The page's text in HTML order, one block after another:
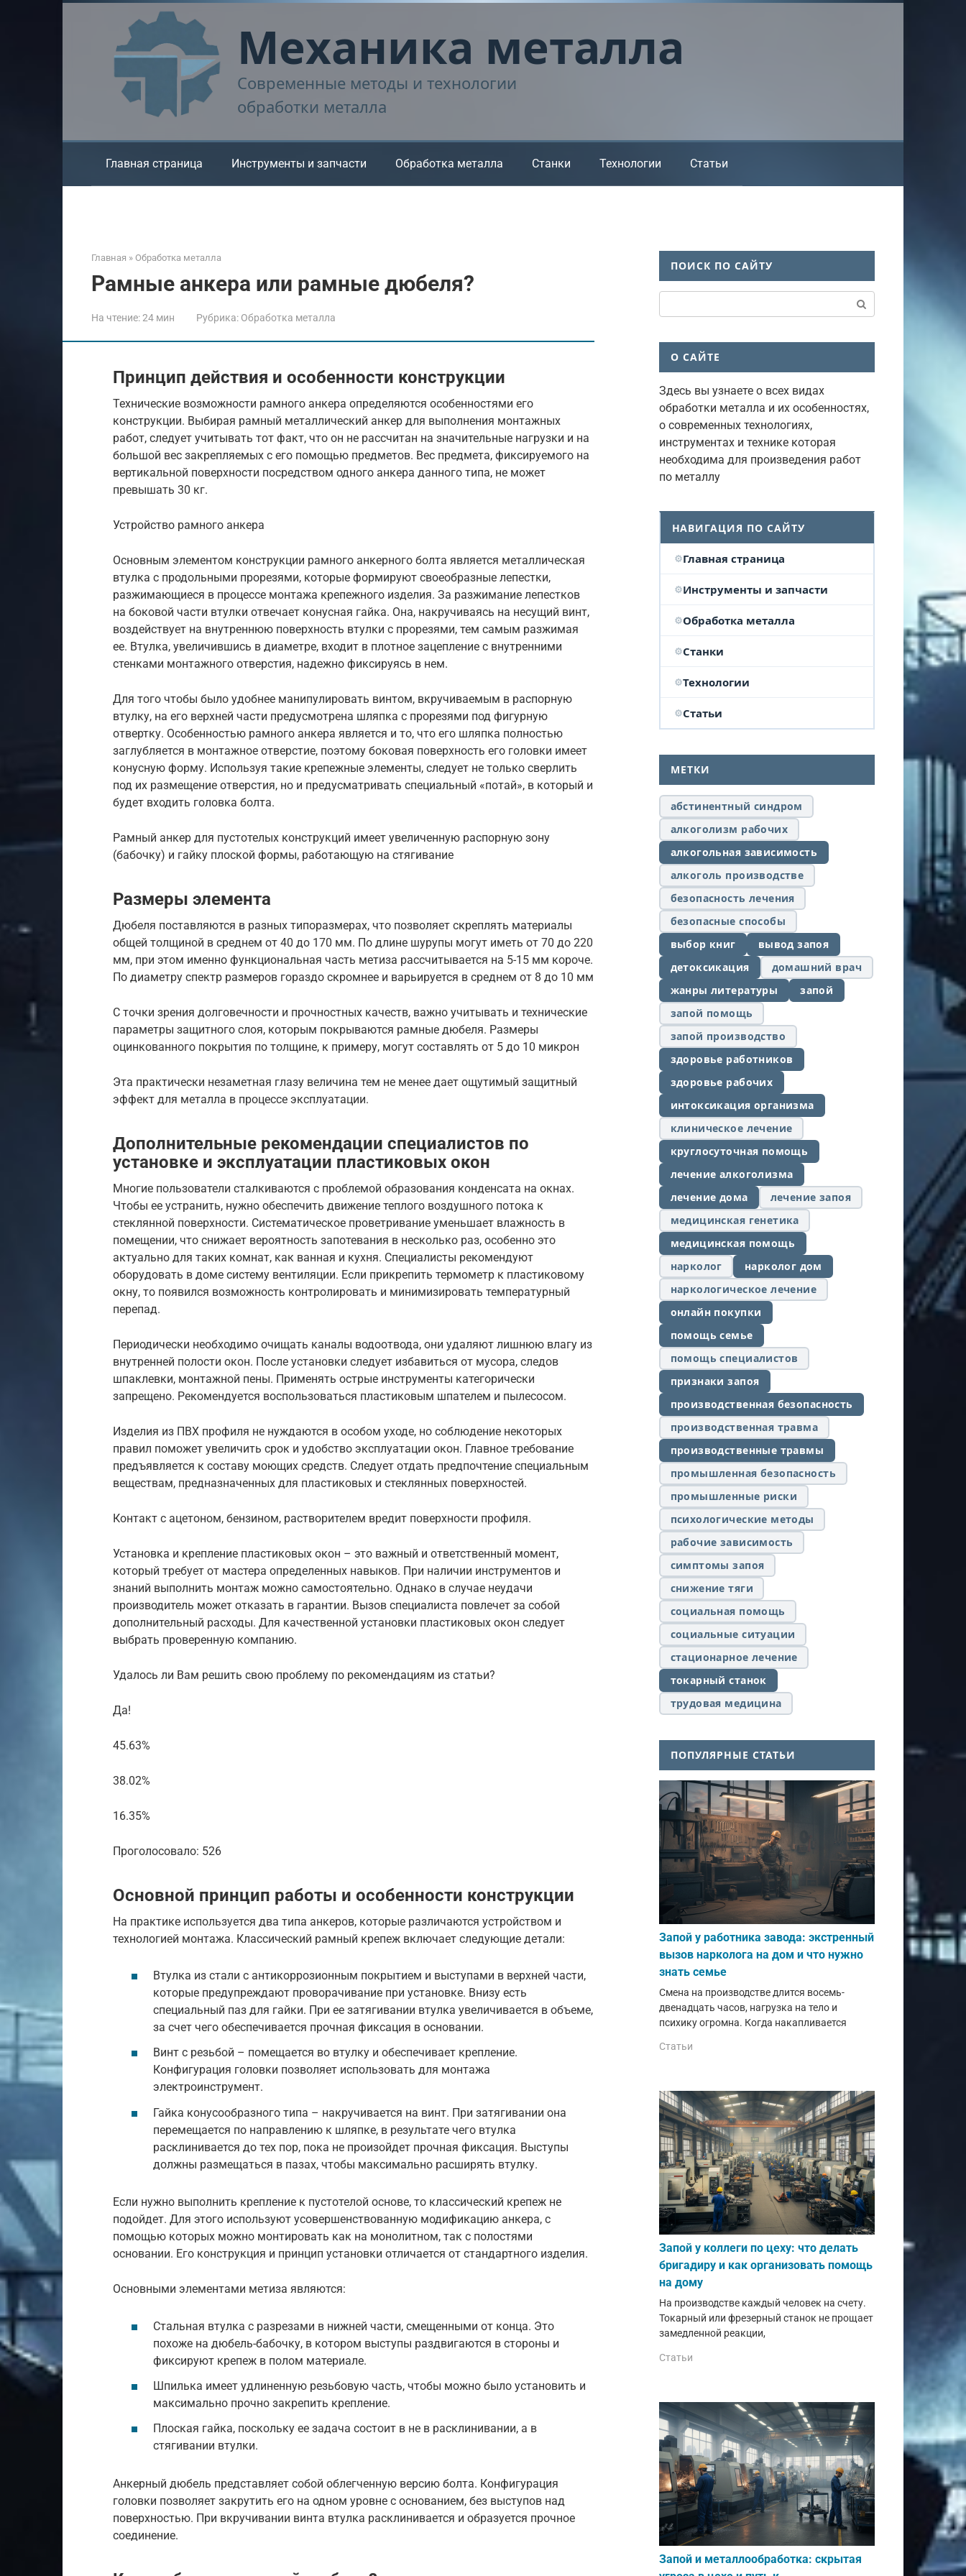
Механика металла
Современные методы и технологии
обработки металла
Главная страница Инструменты и запчасти Обработка металла Станки Технологии Статьи
Главная » Обработка металла
Рамные анкера или рамные дюбеля?
На чтение:24 мин Рубрика: Обработка металла
Принцип действия и особенности конструкции
Технические возможности рамного анкера определяются особенностями его
конструкции. Выбирая рамный металлический анкер для выполнения монтажных
работ, следует учитывать тот факт, что он не рассчитан на значительные нагрузки и на
большой вес закрепляемых с его помощью предметов. Вес предмета, фиксируемого на
вертикальной поверхности посредством одного анкера данного типа, не может
превышать 30 кг.
Устройство рамного анкера
Основным элементом конструкции рамного анкерного болта является металлическая
втулка с продольными прорезями, которые формируют своеобразные лепестки,
разжимающиеся в процессе монтажа крепежного изделия. За разжимание лепестков
на боковой части втулки отвечает конусная гайка. Она, накручиваясь на несущий винт,
воздействует на внутреннюю поверхность втулки с прорезями, тем самым разжимая
ее. Втулка, увеличившись в диаметре, входит в плотное зацепление с внутренними
стенками монтажного отверстия, надежно фиксируясь в нем.
Для того чтобы было удобнее манипулировать винтом, вкручиваемым в распорную
втулку, на его верхней части предусмотрена шляпка с прорезями под фигурную
отвертку. Особенностью рамного анкера является и то, что его шляпка полностью
заглубляется в монтажное отверстие, поэтому боковая поверхность его головки имеет
конусную форму. Используя такие крепежные элементы, следует не только сверлить
под их размещение отверстия, но и предусматривать специальный «потай», в который и
будет входить головка болта.
Рамный анкер для пустотелых конструкций имеет увеличенную распорную зону
(бабочку) и гайку плоской формы, работающую на стягивание
Размеры элемента
Дюбеля поставляются в разных типоразмерах, что позволяет скреплять материалы
общей толщиной в среднем от 40 до 170 мм. По длине шурупы могут иметь от 70 до 220
мм, при этом именно функциональная часть метиза рассчитывается на 5-15 мм короче.
По диаметру спектр размеров гораздо скромнее и варьируется в среднем от 8 до 10 мм
С точки зрения долговечности и прочностных качеств, важно учитывать и технические
параметры защитного слоя, которым покрываются рамные дюбеля. Размеры
оцинкованного покрытия по толщине, к примеру, могут составлять от 5 до 10 микрон
Эта практически незаметная глазу величина тем не менее дает ощутимый защитный
эффект для металла в процессе эксплуатации.
Дополнительные рекомендации специалистов по
установке и эксплуатации пластиковых окон
Многие пользователи сталкиваются с проблемой образования конденсата на окнах.
Чтобы ее устранить, нужно обеспечить движение теплого воздушного потока к
стеклянной поверхности. Систематическое проветривание уменьшает влажность в
помещении, что снижает вероятность запотевания в несколько раз, особенно это
актуально для таких комнат, как ванная и кухня. Специалисты рекомендуют
оборудовать в доме систему вентиляции. Если прикрепить термометр к пластиковому
окну, то появился возможность контролировать и минимизировать температурный
перепад.
Периодически необходимо очищать каналы водоотвода, они удаляют лишнюю влагу из
внутренней полости окон. После установки следует избавиться от мусора, следов
шпаклевки, монтажной пены. Применять острые инструменты категорически
запрещено. Рекомендуется воспользоваться пластиковым шпателем и пылесосом.
Изделия из ПВХ профиля не нуждаются в особом уходе, но соблюдение некоторых
правил поможет увеличить срок и удобство эксплуатации окон. Главное требование
предъявляется к составу моющих средств. Следует отдать предпочтение специальным
веществам, предназначенных для пластиковых и стеклянных поверхностей.
Контакт с ацетоном, бензином, растворителем вредит поверхности профиля.
Установка и крепление пластиковых окон – это важный и ответственный момент,
который требует от мастера определенных навыков. При наличии инструментов и
знаний выполнить монтаж можно самостоятельно. Однако в случае неудачи
производитель может отказать в гарантии. Вызов специалиста повлечет за собой
дополнительный расходы. Для качественной установки пластиковых окон следует
выбрать проверенную компанию.
Удалось ли Вам решить свою проблему по рекомендациям из статьи?
Да!
45.63%
38.02%
16.35%
Проголосовало: 526
Основной принцип работы и особенности конструкции
На практике используется два типа анкеров, которые различаются устройством и
технологией монтажа. Классический рамный крепеж включает следующие детали:
Втулка из стали с антикоррозионным покрытием и выступами в верхней части,
которые предупреждают проворачивание при установке. Внизу есть
специальный паз для гайки. При ее затягивании втулка увеличивается в объеме,
за счет чего обеспечивается прочная фиксация в основании.
Винт с резьбой – помещается во втулку и обеспечивает крепление.
Конфигурация головки позволяет использовать для монтажа
электроинструмент.
Гайка конусообразного типа – накручивается на винт. При затягивании она
перемещается по направлению к шляпке, в результате чего втулка
расклинивается до тех пор, пока не произойдет прочная фиксация. Выступы
должны размещаться в пазах, чтобы максимально расширять втулку.
Если нужно выполнить крепление к пустотелой основе, то классический крепеж не
подойдет. Для этого используют усовершенствованную модификацию анкера, с
помощью которых можно монтировать как на монолитном, так с полостями
основании. Его конструкция и принцип установки отличается от стандартного изделия.
Основными элементами метиза являются:
Стальная втулка с разрезами в нижней части, смещенными от конца. Это
похоже на дюбель-бабочку, в котором выступы раздвигаются в стороны и
фиксируют крепеж в полом материале.
Шпилька имеет удлиненную резьбовую часть, чтобы можно было установить и
максимально прочно закрепить крепление.
Плоская гайка, поскольку ее задача состоит в не в расклинивании, а в
стягивании втулки.
Анкерный дюбель представляет собой облегченную версию болта. Конфигурация
головки позволяет закрутить его на одном уровне с основанием, без выступов над
поверхностью. При вкручивании винта втулка расклинивается и образуется прочное
соединение.
ПОИСК ПО САЙТУ
О САЙТЕ
Здесь вы узнаете о всех видах
обработки металла и их особенностях,
о современных технологиях,
инструментах и технике которая
необходима для произведения работ
по металлу
НАВИГАЦИЯ ПО САЙТУ
Главная страница
Инструменты и запчасти
Обработка металла
Станки
Технологии
Статьи
МЕТКИ
абстинентный синдром
алкоголизм рабочих
алкогольная зависимость
алкоголь производстве
безопасность лечения
безопасные способы
выбор книг
вывод запоя
детоксикация
домашний врач
жанры литературы
запой
запой помощь
запой производство
здоровье работников
здоровье рабочих
интоксикация организма
клиническое лечение
круглосуточная помощь
лечение алкоголизма
лечение дома
лечение запоя
медицинская генетика
медицинская помощь
нарколог
нарколог дом
наркологическое лечение
онлайн покупки
помощь семье
помощь специалистов
признаки запоя
производственная безопасность
производственная травма
производственные травмы
промышленная безопасность
промышленные риски
психологические методы
рабочие зависимость
симптомы запоя
снижение тяги
социальная помощь
социальные ситуации
стационарное лечение
токарный станок
трудовая медицина
ПОПУЛЯРНЫЕ СТАТЬИ
Запой у работника завода: экстренный
вызов нарколога на дом и что нужно
знать семье
Смена на производстве длится восемь-
двенадцать часов, нагрузка на тело и
психику огромна. Когда накапливается
Статьи
Запой у коллеги по цеху: что делать
бригадиру и как организовать помощь
на дому
На производстве каждый человек на счету.
Токарный или фрезерный станок не прощает
замедленной реакции,
Статьи
Запой и металлообработка: скрытая